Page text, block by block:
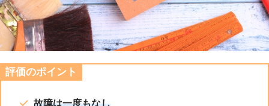
評価のポイント
故障は一度もなし